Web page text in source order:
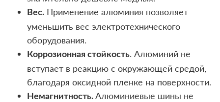
Вес. Применение алюминия позволяет
уменьшить вес электротехнического
оборудования.
Коррозионная стойкость. Алюминий не
вступает в реакцию с окружающей средой,
благодаря оксидной пленке на поверхности.
Немагнитность. Алюминиевые шины не